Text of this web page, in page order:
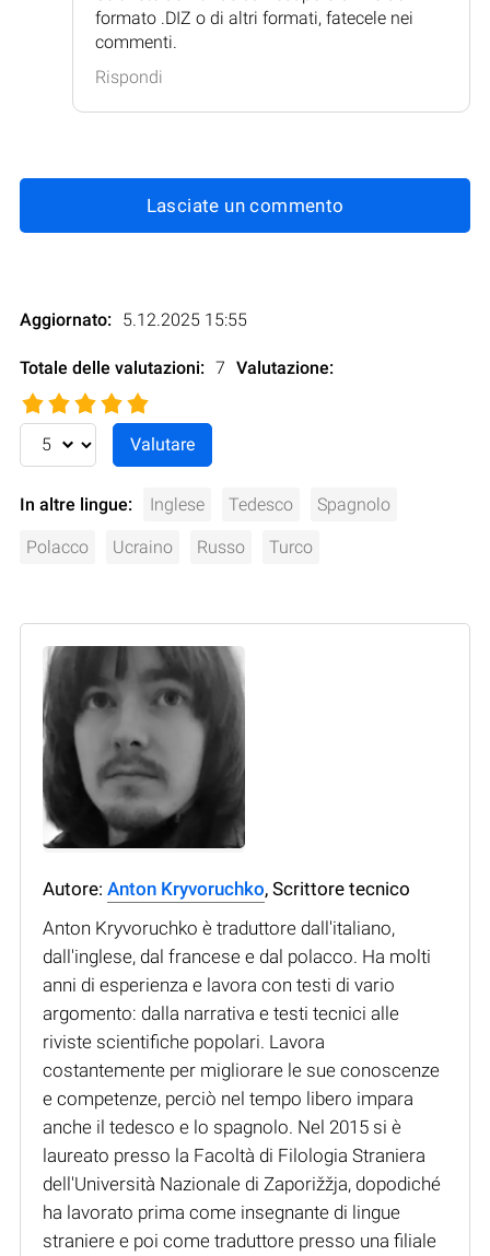
formato .DIZ o di altri formati, fatecele nei
commenti.
Rispondi
Lasciate un commento
Aggiornato: 5.12.2025 15:55
Totale delle valutazioni: 7 Valutazione:
In altre lingue: Inglese Tedesco Spagnolo
Polacco Ucraino Russo Turco
Autore: Anton Kryvoruchko, Scrittore tecnico
Anton Kryvoruchko è traduttore dall'italiano,
dall'inglese, dal francese e dal polacco. Ha molti
anni di esperienza e lavora con testi di vario
argomento: dalla narrativa e testi tecnici alle
riviste scientifiche popolari. Lavora
costantemente per migliorare le sue conoscenze
e competenze, perciò nel tempo libero impara
anche il tedesco e lo spagnolo. Nel 2015 si è
laureato presso la Facoltà di Filologia Straniera
dell'Università Nazionale di Zaporižžja, dopodiché
ha lavorato prima come insegnante di lingue
straniere e poi come traduttore presso una filiale